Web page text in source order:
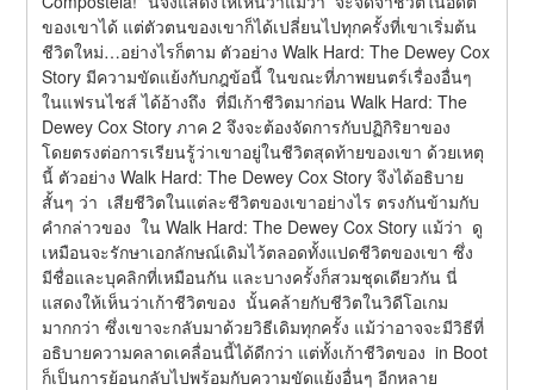
ของเขาได้ แต่ตัวตนของเขาก็ได้เปลี่ยนไปทุกครั้งที่เขาเริ่มต้น
ชีวิตใหม่…อย่างไรก็ตาม ตัวอย่าง Walk Hard: The Dewey Cox
Story มีความขัดแย้งกับกฎข้อนี้ ในขณะที่ภาพยนตร์เรื่องอื่นๆ
ในแฟรนไชส์ ได้อ้างถึง  ที่มีเก้าชีวิตมาก่อน Walk Hard: The
Dewey Cox Story ภาค 2 จึงจะต้องจัดการกับปฏิกิริยาของ
โดยตรงต่อการเรียนรู้ว่าเขาอยู่ในชีวิตสุดท้ายของเขา ด้วยเหตุ
นี้ ตัวอย่าง Walk Hard: The Dewey Cox Story จึงได้อธิบาย
สั้นๆ ว่า  เสียชีวิตในแต่ละชีวิตของเขาอย่างไร ตรงกันข้ามกับ
คำกล่าวของ  ใน Walk Hard: The Dewey Cox Story แม้ว่า  ดู
เหมือนจะรักษาเอกลักษณ์เดิมไว้ตลอดทั้งแปดชีวิตของเขา ซึ่ง
มีชื่อและบุคลิกที่เหมือนกัน และบางครั้งก็สวมชุดเดียวกัน นี่
แสดงให้เห็นว่าเก้าชีวิตของ  นั้นคล้ายกับชีวิตในวิดีโอเกม
มากกว่า ซึ่งเขาจะกลับมาด้วยวิธีเดิมทุกครั้ง แม้ว่าอาจจะมีวิธีที่
อธิบายความคลาดเคลื่อนนี้ได้ดีกว่า แต่ทั้งเก้าชีวิตของ  in Boot
ก็เป็นการย้อนกลับไปพร้อมกับความขัดแย้งอื่นๆ อีกหลาย